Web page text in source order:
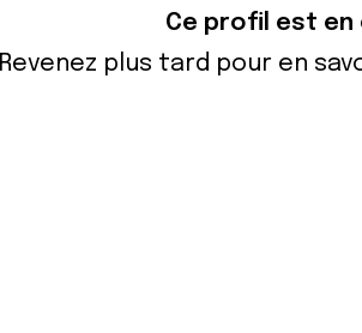
Ce profil est
Revenez plus tard pour en